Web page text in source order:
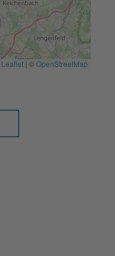
Leaflet | ©OpenStreetMap